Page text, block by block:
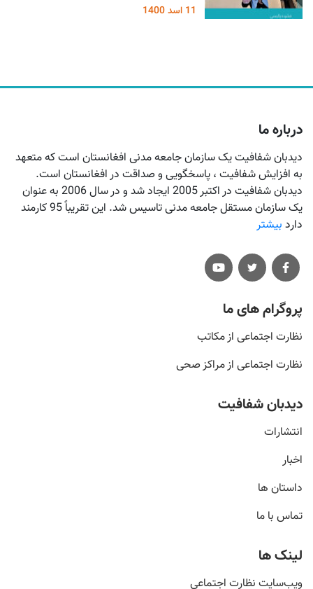
11 اسد 1400
درباره ما
دیدبان شفافیت یک سازمان جامعه مدنی افغانستان است که متعهد
به افزایش شفافیت ، پاسخگویی و صداقت در افغانستان است.
دیدبان شفافیت در اکتبر 2005 ایجاد شد و در سال 2006 به عنوان
یک سازمان مستقل جامعه مدنی تاسیس شد. این تقریباً 95 کارمند
دارد بیشتر
پروگرام های ما
نظارت اجتماعی از مکاتب
نظارت اجتماعی از مراکز صحی
دیدبان شفافیت
انتشارات
اخبار
داستان ها
تماس با ما
لینک ها
ویب‌سایت نظارت اجتماعی